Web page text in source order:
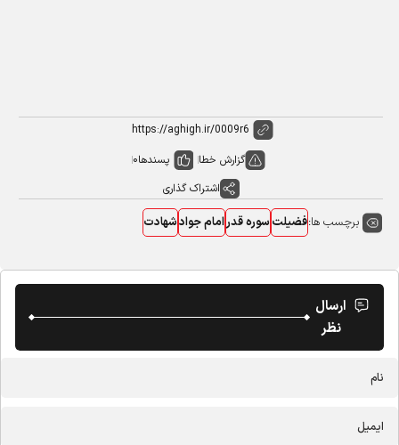
گزارش خطا پسندها0
اشتراک گذاری
برچسب ها:فضیلتسوره قدرامام جوادشهادت
ارسال
نظر